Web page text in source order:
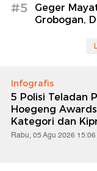
#5
Geger
Grobogan,
Infografis
5 Polisi Teladan
Hoegeng
Kategori dan
Rabu, 05 Agu 2026